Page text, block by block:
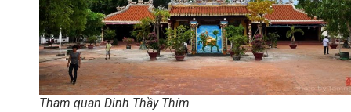
Tham quan Dinh Thầy Thím